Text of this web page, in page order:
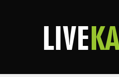
LIVE